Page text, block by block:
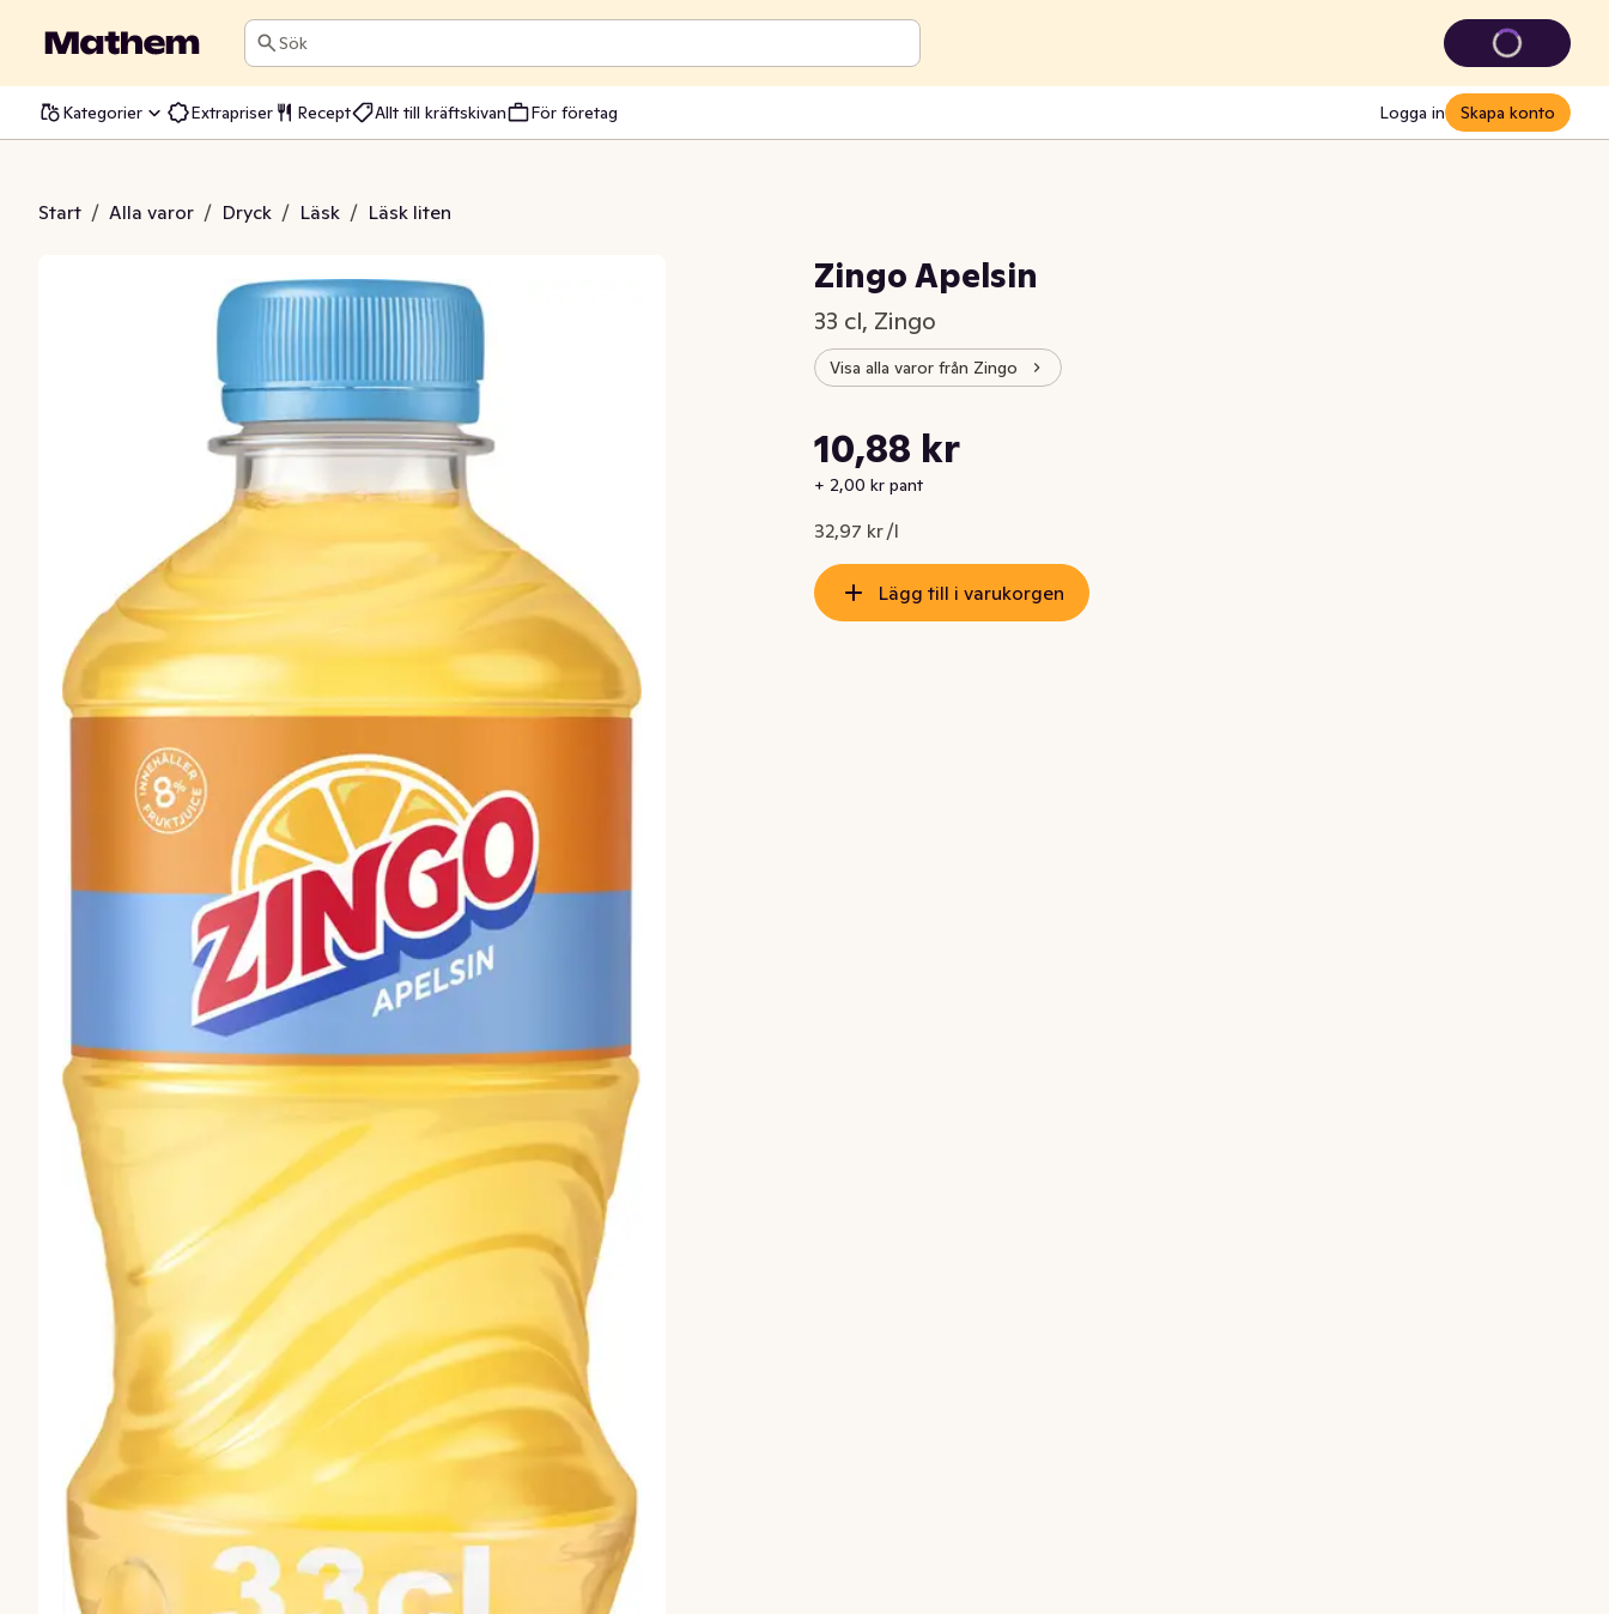
Sök
Kategorier Extrapriser Recept Allt till kräftskivan För företag Logga in Skapa konto
Start / Alla varor / Dryck / Läsk / Läsk liten
Apelsin
Zingo Apelsin
33 cl, Zingo
Visa alla varor från Zingo
Nuvarande pris är: 10,88 kr
10,88 kr
+ 2,00 kr pant
32,97 kr /l
Styckpris: 32,97 kr /l
Lägg till i varukorgen